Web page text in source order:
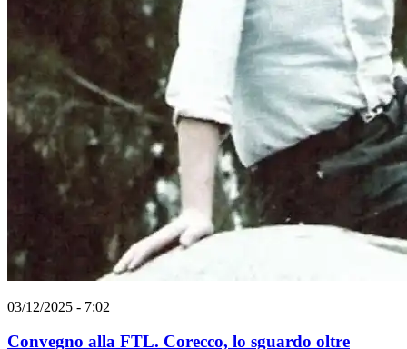
03/12/2025 - 7:02
Convegno alla FTL. Corecco, lo sguardo oltre